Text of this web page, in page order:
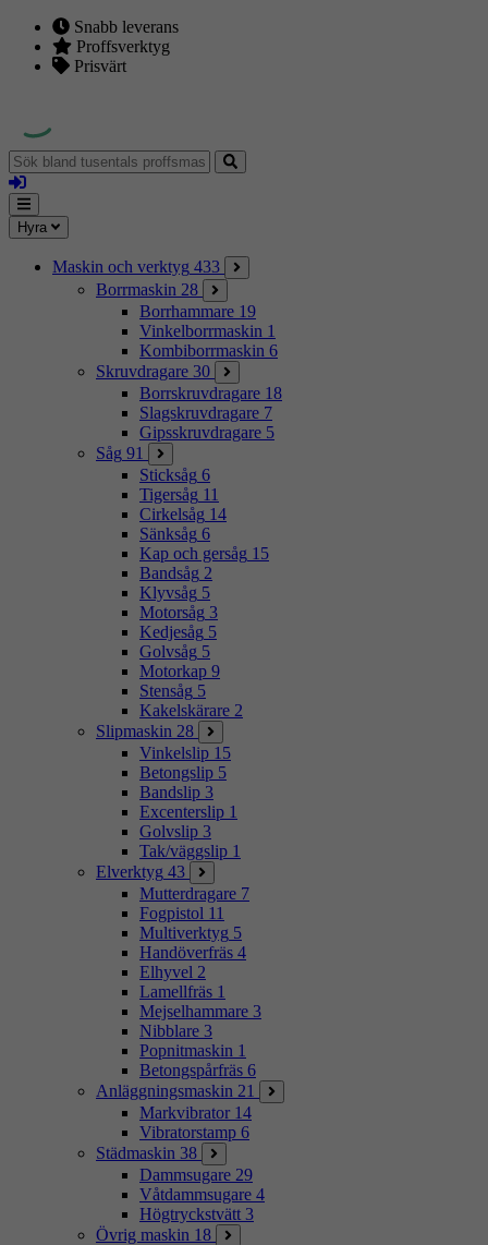
Snabb leverans
Proffsverktyg
Prisvärt
Sök
bland
tusentals
proffsmaskiner
Logga
in
Mina
sidor
Meny
Hyra
Maskin och verktyg 433
Borrmaskin 28
Borrhammare 19
Vinkelborrmaskin 1
Kombiborrmaskin 6
Skruvdragare 30
Borrskruvdragare 18
Slagskruvdragare 7
Gipsskruvdragare 5
Såg 91
Sticksåg 6
Tigersåg 11
Cirkelsåg 14
Sänksåg 6
Kap och gersåg 15
Bandsåg 2
Klyvsåg 5
Motorsåg 3
Kedjesåg 5
Golvsåg 5
Motorkap 9
Stensåg 5
Kakelskärare 2
Slipmaskin 28
Vinkelslip 15
Betongslip 5
Bandslip 3
Excenterslip 1
Golvslip 3
Tak/väggslip 1
Elverktyg 43
Mutterdragare 7
Fogpistol 11
Multiverktyg 5
Handöverfräs 4
Elhyvel 2
Lamellfräs 1
Mejselhammare 3
Nibblare 3
Popnitmaskin 1
Betongspårfräs 6
Anläggningsmaskin 21
Markvibrator 14
Vibratorstamp 6
Städmaskin 38
Dammsugare 29
Våtdammsugare 4
Högtryckstvätt 3
Övrig maskin 18